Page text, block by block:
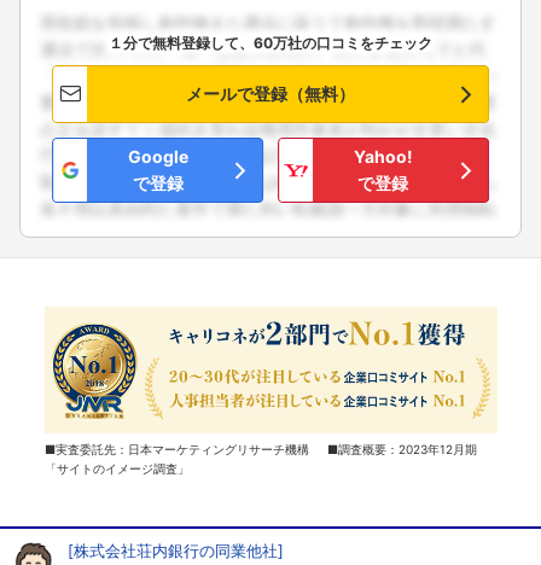
１分で無料登録して、60万社の口コミをチェック
メールで登録（無料）
Google
で登録
Yahoo!
で登録
■実査委託先：日本マーケティングリサーチ機構 ■調査概要：2023年12月期
「サイトのイメージ調査」
[株式会社荘内銀行の同業他社]